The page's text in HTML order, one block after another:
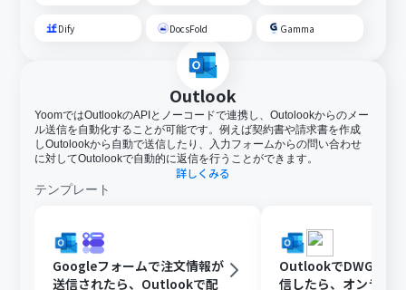
Dify DocsFold Gamma
Outlook
YoomではOutlookのAPIとノーコードで連携し、Outolookからのメー
ル送信を自動化することが可能です。例えば契約書や請求書を作成
しOutolookから自動で送信したり、入力フォームからの問い合わせ
に対してOutolookで自動的に返信を行うことができます。
詳しくみる
テンプレート
Googleフォームで注文情報が
送信されたら、Outlookで配
OutlookでDWGファ
信したら、オンライ